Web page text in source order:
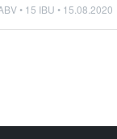
• 15 IBU • 15.08.2020